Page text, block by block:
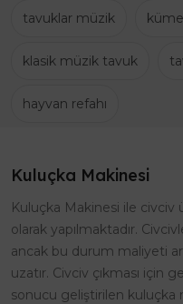
tavuklar müzik
klasik müzik tavuk
hayvan refahı
Kuluçka Makinesi
Kuluçka Makinesi ile civciv
olarak yapılmaktadır.
ancak bu durum maliyeti
uzatır. Civciv çıkması için
sonucu geliştirilen kuluçka